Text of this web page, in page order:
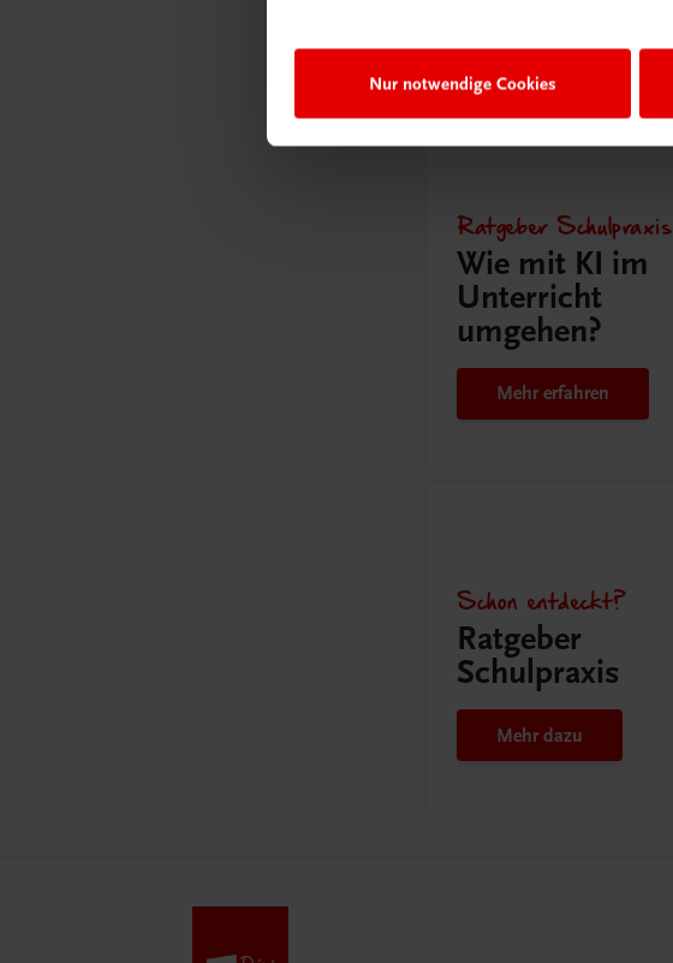
Nur notwendige Cookies
Gut zu wissen
Ratgeber Schulpraxis
Wie mit KI im
Unterricht
umgehen?
Mehr erfahren
Schon entdeckt?
Ratgeber
Schulpraxis
Mehr dazu